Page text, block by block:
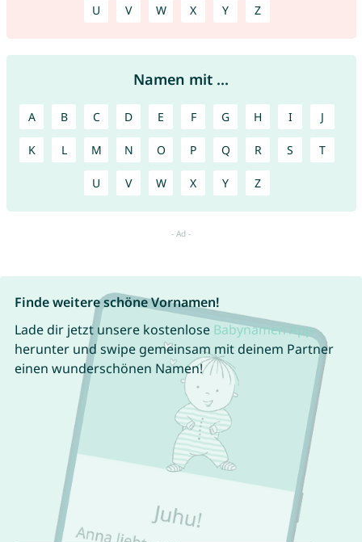
U V W X Y Z
Namen mit ...
A B C D E F G H I J
K L M N O P Q R S T
U V W X Y Z
Finde weitere schöne Vornamen!
Lade dir jetzt unsere kostenlose Babynamen App
herunter und swipe gemeinsam mit deinem Partner
einen wunderschönen Namen!